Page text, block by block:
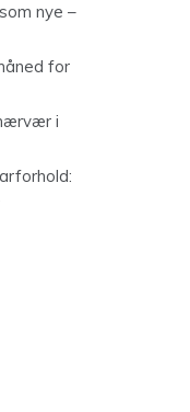
nye –
for
i